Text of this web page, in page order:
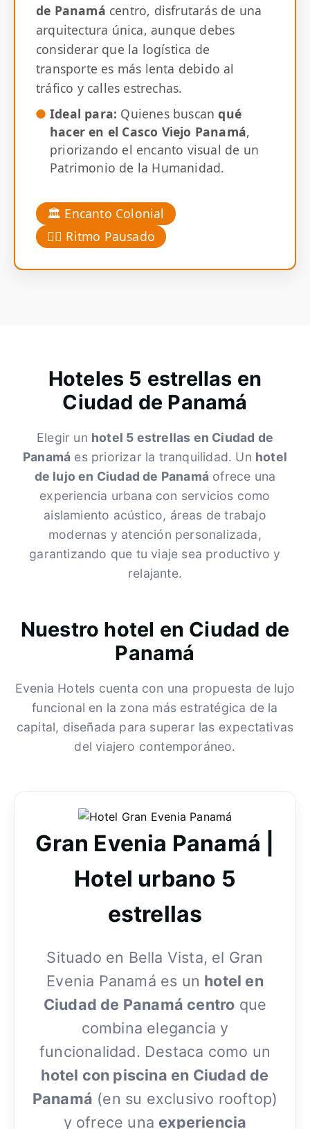
de Panamá centro, disfrutarás de una
arquitectura única, aunque debes
considerar que la logística de
transporte es más lenta debido al
tráfico y calles estrechas.
Ideal para: Quienes buscanqué
hacer en el Casco Viejo Panamá,
priorizando el encanto visual de un
Patrimonio de la Humanidad.
🏛️ Encanto Colonial
🚶‍♂️ Ritmo Pausado
Hoteles 5 estrellas en
Ciudad de Panamá
Elegir un hotel 5 estrellas en Ciudad de
Panamá es priorizar la tranquilidad. Un hotel
de lujo en Ciudad de Panamá ofrece una
experiencia urbana con servicios como
aislamiento acústico, áreas de trabajo
modernas y atención personalizada,
garantizando que tu viaje sea productivo y
relajante.
Nuestro hotel en Ciudad de
Panamá
Evenia Hotels cuenta con una propuesta de lujo
funcional en la zona más estratégica de la
capital, diseñada para superar las expectativas
del viajero contemporáneo.
Gran Evenia Panamá |
Hotel urbano 5
estrellas
Situado en Bella Vista, el Gran
Evenia Panamá es un hotel en
Ciudad de Panamá centro que
combina elegancia y
funcionalidad. Destaca como un
hotel con piscina en Ciudad de
Panamá (en su exclusivo rooftop)
y ofrece una experiencia